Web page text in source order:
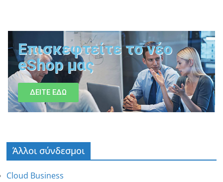
Επισκεφτείτε το νέο
eShop μας
ΔΕΙΤΕ ΕΔΩ
Άλλοι σύνδεσμοι
Cloud Business